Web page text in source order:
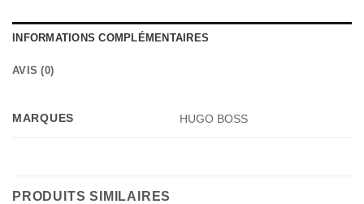
INFORMATIONS COMPLÉMENTAIRES
AVIS (0)
MARQUES HUGO BOSS
PRODUITS SIMILAIRES